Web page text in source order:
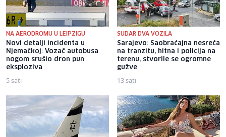
NA AERODROMU U LEIPZIGU
Novi detalji incidenta u
Njemačkoj: Vozač autobusa
nogom srušio dron pun
eksploziva
5 sati
SUDAR DVA VOZILA
Sarajevo: Saobraćajna nesreća
na tranzitu, hitna i policija na
terenu, stvorile se ogromne
gužve
13 sati